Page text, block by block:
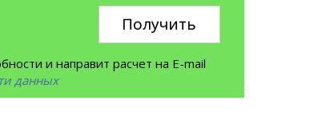
Получить
и направит расчет на E-mail
данных